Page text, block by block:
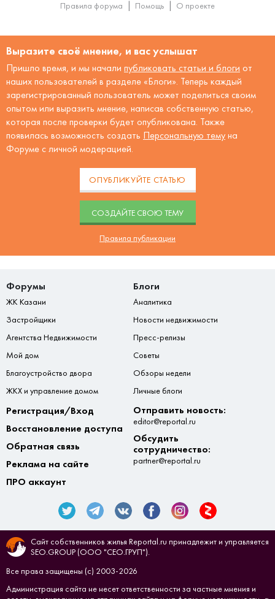
Правила форума Помощь О проекте
Выразите своё мнение, и вас услышат
Пришло время, и мы начали публиковать статьи и блоги от
наших пользователей в разделе «Блоги». Теперь каждый
зарегистрированный пользователь может поделиться своим
опытом или выразить мнение, написав собственную статью,
которая после проверки будет опубликована. Также
появилась возможность создать Персональную тему на
Форуме с личной модерацией.
ОПУБЛИКУЙТЕ СТАТЬЮ
CОЗДАЙТЕ СВОЮ ТЕМУ
Правила публикации
Форумы
ЖК Казани
Застройщики
Агентства Недвижимости
Мой дом
Благоустройство двора
ЖКХ и управление домом
Блоги
Аналитика
Новости недвижимости
Пресс-релизы
Советы
Обзоры недели
Личные блоги
Регистрация/Вход
Восстановление доступа
Обратная связь
Реклама на сайте
ПРО аккаунт
Отправить новость:
editor@reportal.ru
Обсудить
сотрудничество:
partner@reportal.ru
Сайт собственников жилья Reportal.ru принадлежит и управляется
SEO.GROUP (ООО "СЕО.ГРУП").
Все права защищены (с) 2003-2026
Администрация сайта не несет ответственности за частные мнения и